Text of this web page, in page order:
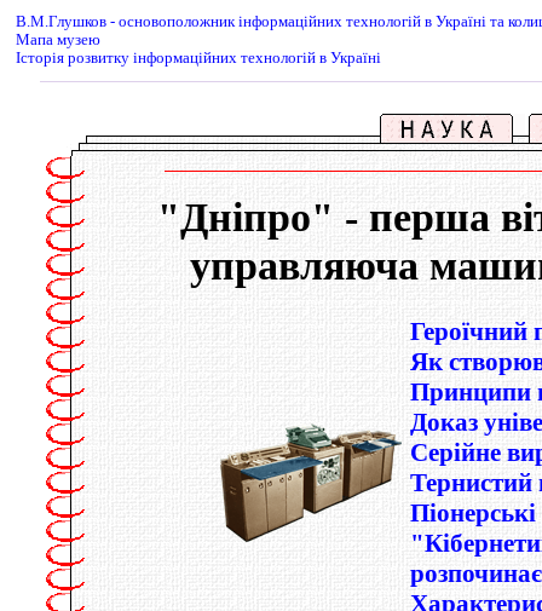
В.М.Глушков - основоположник iнформацiйних технологiй в Українi та
Мапа музею
Iсторiя розвитку iнформацiйних технологiй в Українi
"Дніпро" - перша
управляюча
Героїчний
Як
Принципи
Доказ
Серiйне
Пiонерськi